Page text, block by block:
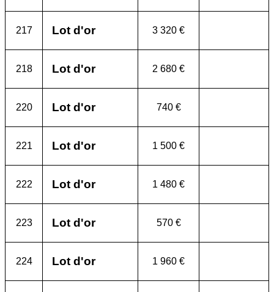
217 Lot d'or 3 320 €
218 Lot d'or 2 680 €
220 Lot d'or 740 €
221 Lot d'or 1 500 €
222 Lot d'or 1 480 €
223 Lot d'or 570 €
224 Lot d'or 1 960 €